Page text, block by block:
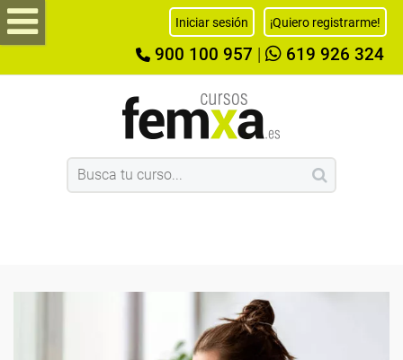
Iniciar sesión ¡Quiero registrarme!
900 100 957 619 926 324